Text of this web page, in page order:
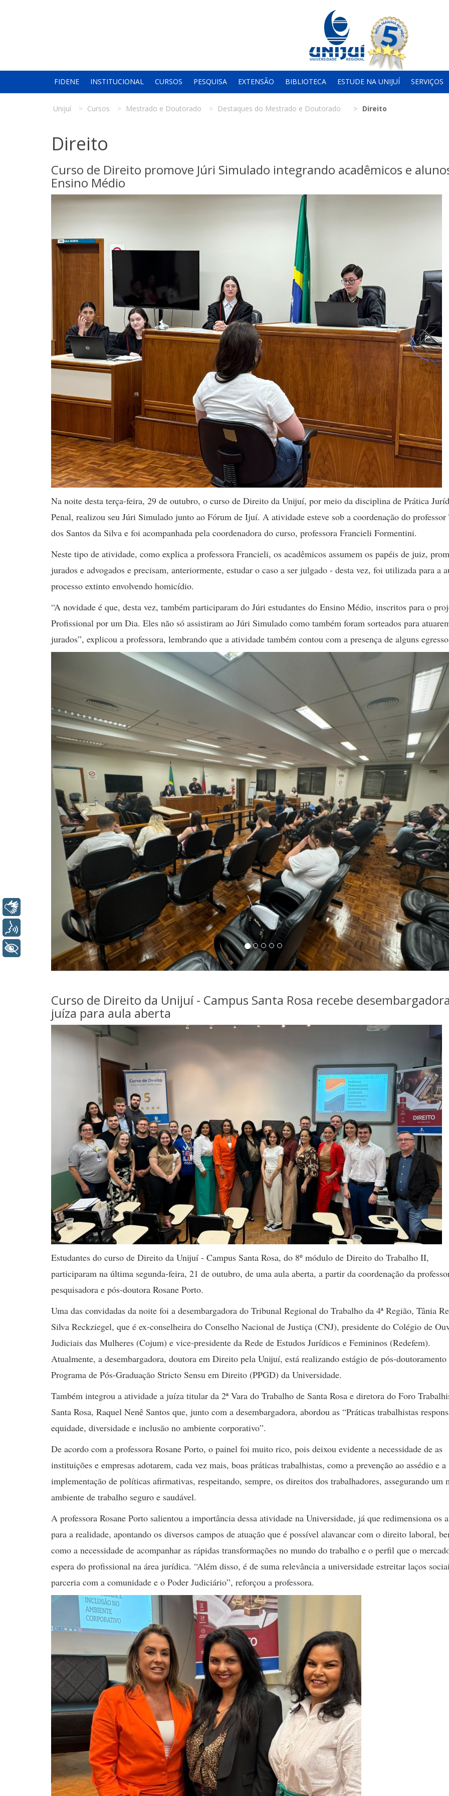
FIDENE INSTITUCIONAL CURSOS PESQUISA EXTENSÃO BIBLIOTECA ESTUDE NA UNIJUÍ SERVIÇOS
Unijuí Cursos Mestrado e Doutorado Destaques do Mestrado e Doutorado Direito
Direito
Curso de Direito promove Júri Simulado integrando acadêmicos e
Ensino Médio
Na noite desta terça-feira, 29 de outubro, o curso de Direito da Unijuí, por meio da disciplina de Prática
Penal, realizou seu Júri Simulado junto ao Fórum de Ijuí. A atividade esteve sob a coordenação do
dos Santos da Silva e foi acompanhada pela coordenadora do curso, professora Francieli Formentini.
Neste tipo de atividade, como explica a professora Francieli, os acadêmicos assumem os papéis de juiz,
jurados e advogados e precisam, anteriormente, estudar o caso a ser julgado - desta vez, foi utilizada para a
processo extinto envolvendo homicídio.
“A novidade é que, desta vez, também participaram do Júri estudantes do Ensino Médio, inscritos para o
Profissional por um Dia. Eles não só assistiram ao Júri Simulado como também foram sorteados para
jurados”, explicou a professora, lembrando que a atividade também contou com a presença de alguns
Curso de Direito da Unijuí - Campus Santa Rosa recebe
juíza para aula aberta
Estudantes do curso de Direito da Unijuí - Campus Santa Rosa, do 8º módulo de Direito do Trabalho II,
participaram na última segunda-feira, 21 de outubro, de uma aula aberta, a partir da coordenação da
pesquisadora e pós-doutora Rosane Porto.
Uma das convidadas da noite foi a desembargadora do Tribunal Regional do Trabalho da 4ª Região, Tânia
Silva Reckziegel, que é ex-conselheira do Conselho Nacional de Justiça (CNJ), presidente do Colégio de
Judiciais das Mulheres (Cojum) e vice-presidente da Rede de Estudos Jurídicos e Femininos (Redefem).
Atualmente, a desembargadora, doutora em Direito pela Unijuí, está realizando estágio de pós-doutoramento
Programa de Pós-Graduação Stricto Sensu em Direito (PPGD) da Universidade.
Também integrou a atividade a juíza titular da 2ª Vara do Trabalho de Santa Rosa e diretora do Foro
Santa Rosa, Raquel Nenê Santos que, junto com a desembargadora, abordou as “Práticas trabalhistas
equidade, diversidade e inclusão no ambiente corporativo”.
De acordo com a professora Rosane Porto, o painel foi muito rico, pois deixou evidente a necessidade de as
instituições e empresas adotarem, cada vez mais, boas práticas trabalhistas, como a prevenção ao assédio e a
implementação de políticas afirmativas, respeitando, sempre, os direitos dos trabalhadores, assegurando um
ambiente de trabalho seguro e saudável.
A professora Rosane Porto salientou a importância dessa atividade na Universidade, já que redimensiona os
para a realidade, apontando os diversos campos de atuação que é possível alavancar com o direito laboral,
como a necessidade de acompanhar as rápidas transformações no mundo do trabalho e o perfil que o
espera do profissional na área jurídica. “Além disso, é de suma relevância a universidade estreitar laços
parceria com a comunidade e o Poder Judiciário”, reforçou a professora.
+ Acessibilidade